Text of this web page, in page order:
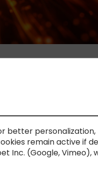
better
remain active if
Inc. (Google,